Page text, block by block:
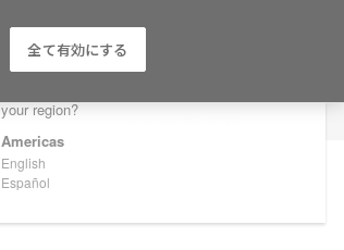
Are you in United States?
your region?
Americas
English
Español
全て有効にする